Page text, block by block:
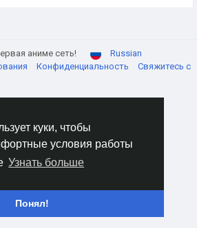
куки, чтобы
условия работы
Узнать больше
Понял!
аниме сеть!
Russian
Конфиденциальность
Свяжитесь с